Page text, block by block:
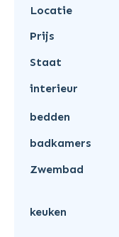
Locatie
Prijs
Staat
interieur
bedden
badkamers
Zwembad
keuken